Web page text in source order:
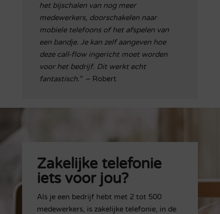
het bijschalen van nog meer
medewerkers, doorschakelen naar
mobiele telefoons of het afspelen van
een bandje. Je kan zelf aangeven hoe
deze call-flow ingericht moet worden
voor het bedrijf. Dit werkt echt
fantastisch.”– Robert
Zakelijke telefonie
iets voor jou?
Als je een bedrijf hebt met 2 tot 500
medewerkers, is zakelijke telefonie, in de